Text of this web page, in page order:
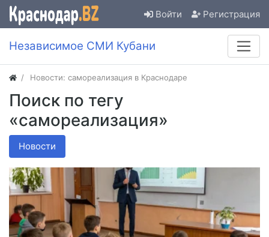
Войти Регистрация
Независимое СМИ Кубани
Новости: самореализация в Краснодаре
Поиск по тегу
«самореализация»
Новости